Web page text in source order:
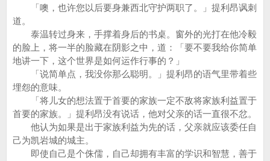
「噢，也许您以后要身兼西北守护两职了。」提利昂讽刺
道。
泰温转过身来，手撑着身后的书桌。窗外的光打在他冷毅
的脸上，将一半的脸藏在阴影之中，道：「要不要我给你简单
地讲一下，这个世界是如何运作行事的？」
「说简单点，我没你那么聪明。」提利昂的语气里带着些
埋怨的意味。
「将儿女的想法置于首要的家族一定不敌将家族利益置于
首要的家族。」提利昂没有说话，他对父亲的话一直很不忿。
他认为如果是出于家族利益为先的话，父亲就应该委任自
己为凯岩城的城主。
即使自己是个侏儒，自己却拥有丰富的学识和智慧，善于